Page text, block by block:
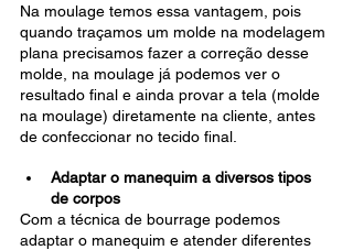
Na moulage temos essa vantagem, pois
quando traçamos um molde na modelagem
plana precisamos fazer a correção desse
molde, na moulage já podemos ver o
resultado final e ainda provar a tela (molde
na moulage) diretamente na cliente, antes
de confeccionar no tecido final.
Adaptar o manequim a diversos tipos
de corpos
Com a técnica de bourrage podemos
adaptar o manequim e atender diferentes